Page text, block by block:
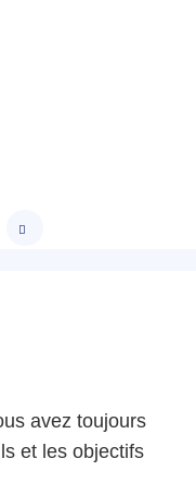
avez toujours
et les objectifs